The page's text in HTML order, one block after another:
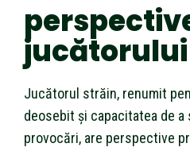
Jucătorul străin, renumit
deosebit și capacitatea de a
provocări, are perspective